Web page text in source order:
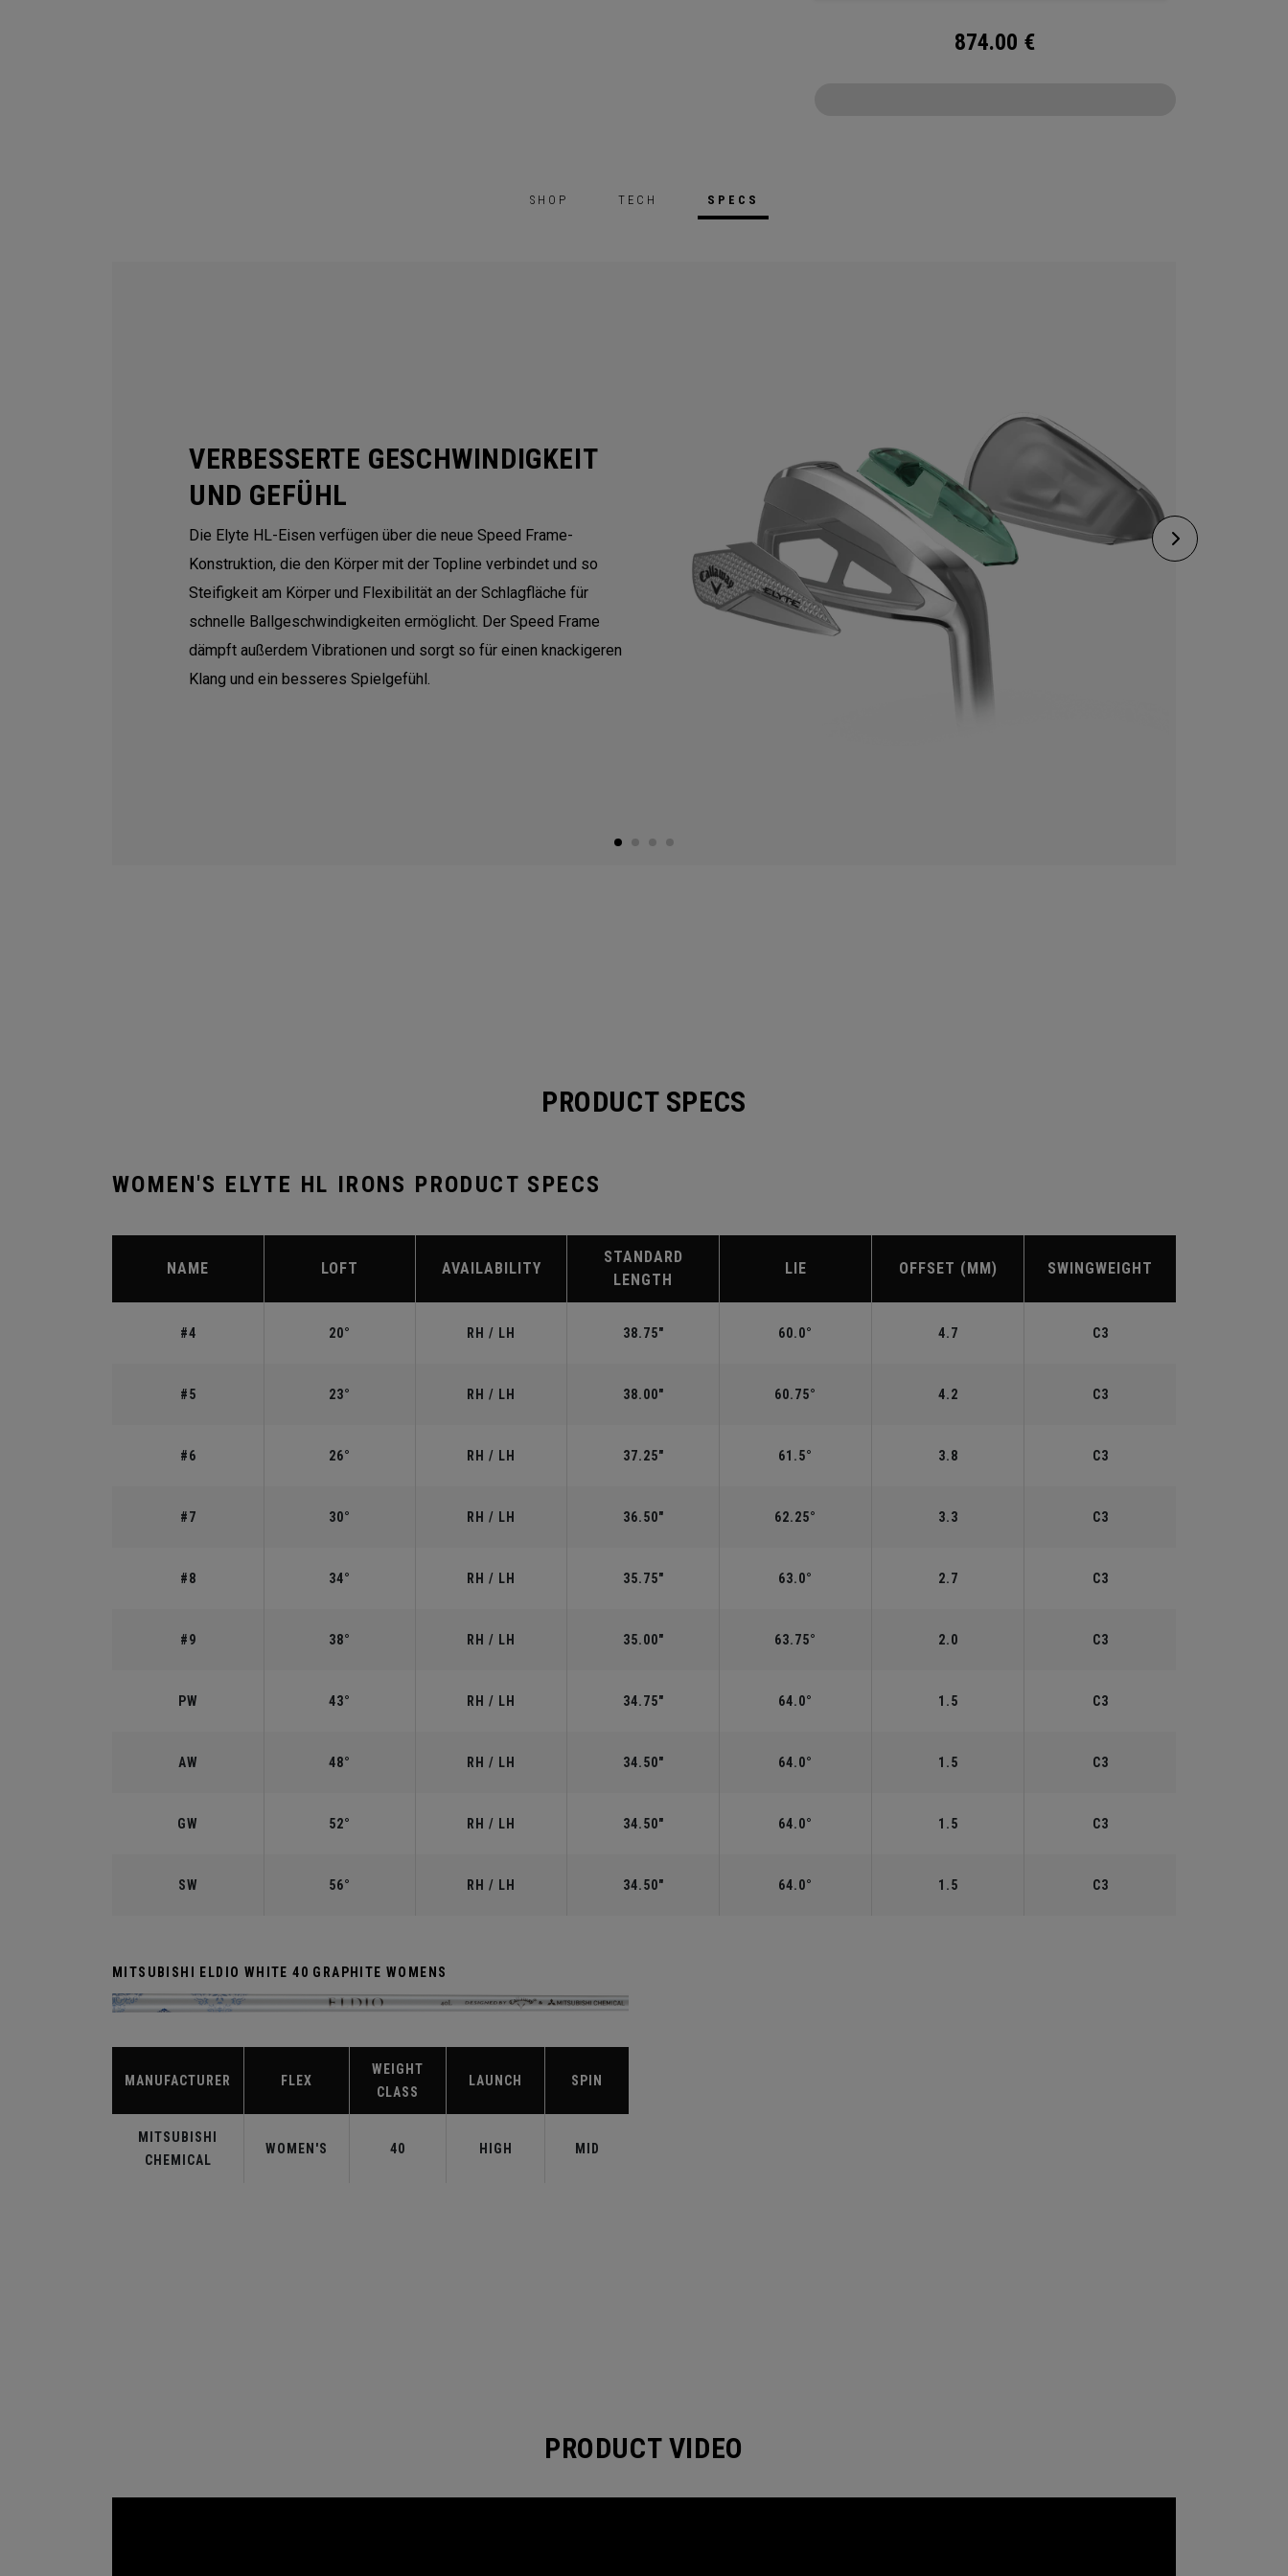
874.00 €
SHOP TECH SPECS
VERBESSERTE GESCHWINDIGKEIT
UND GEFÜHL
Die Elyte HL-Eisen verfügen über die neue Speed Frame-
Konstruktion, die den Körper mit der Topline verbindet und so
Steifigkeit am Körper und Flexibilität an der Schlagfläche für
schnelle Ballgeschwindigkeiten ermöglicht. Der Speed Frame
dämpft außerdem Vibrationen und sorgt so für einen knackigeren
Klang und ein besseres Spielgefühl.
PRODUCT SPECS
WOMEN'S ELYTE HL IRONS PRODUCT SPECS
NAME LOFT AVAILABILITY
STANDARD
LENGTH
LIE OFFSET (MM) SWINGWEIGHT
#4 20° RH / LH 38.75" 60.0° 4.7 C3
#5 23° RH / LH 38.00" 60.75° 4.2 C3
#6 26° RH / LH 37.25" 61.5° 3.8 C3
#7 30° RH / LH 36.50" 62.25° 3.3 C3
#8 34° RH / LH 35.75" 63.0° 2.7 C3
#9 38° RH / LH 35.00" 63.75° 2.0 C3
PW 43° RH / LH 34.75" 64.0° 1.5 C3
AW 48° RH / LH 34.50" 64.0° 1.5 C3
GW 52° RH / LH 34.50" 64.0° 1.5 C3
SW 56° RH / LH 34.50" 64.0° 1.5 C3
MITSUBISHI ELDIO WHITE 40 GRAPHITE WOMENS
MANUFACTURER FLEX
WEIGHT
CLASS
LAUNCH SPIN
MITSUBISHI
CHEMICAL
WOMEN'S 40 HIGH MID
PRODUCT VIDEO